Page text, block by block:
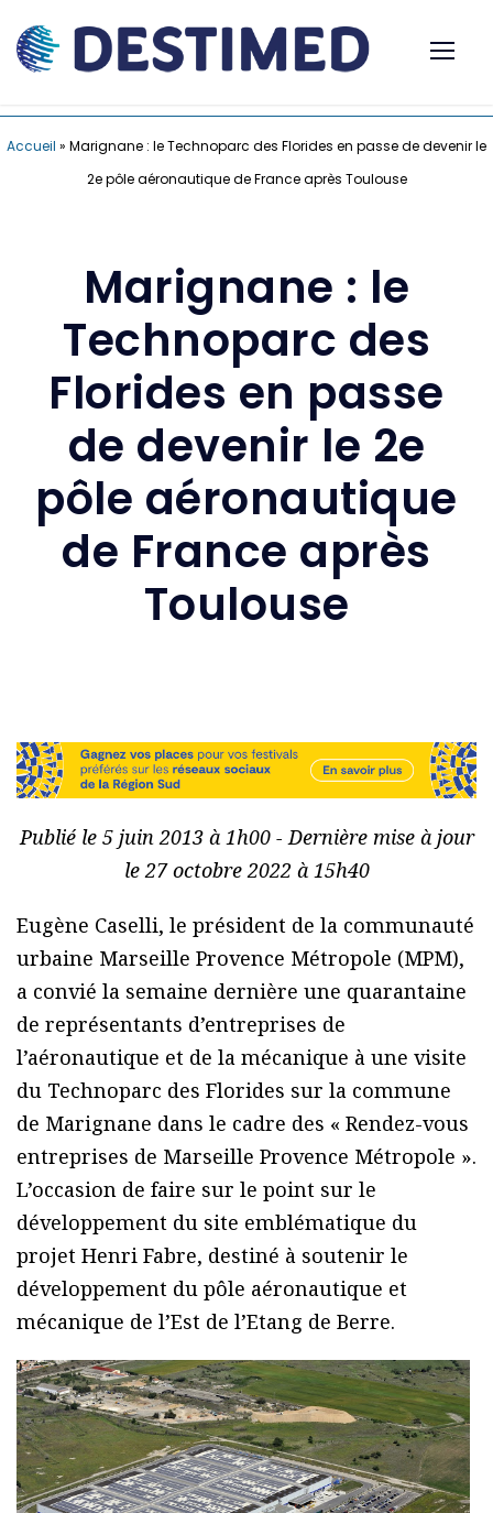
Accueil » Marignane : le Technoparc des Florides en passe de devenir le
2e pôle aéronautique de France après Toulouse
Marignane : le
Technoparc des
Florides en passe
de devenir le 2e
pôle aéronautique
de France après
Toulouse
Publié le 5 juin 2013 à 1h00 - Dernière mise à jour
le 27 octobre 2022 à 15h40
Eugène Caselli, le président de la communauté
urbaine Marseille Provence Métropole (MPM),
a convié la semaine dernière une quarantaine
de représentants d’entreprises de
l’aéronautique et de la mécanique à une visite
du Technoparc des Florides sur la commune
de Marignane dans le cadre des « Rendez-vous
entreprises de Marseille Provence Métropole ».
L’occasion de faire sur le point sur le
développement du site emblématique du
projet Henri Fabre, destiné à soutenir le
développement du pôle aéronautique et
mécanique de l’Est de l’Etang de Berre.